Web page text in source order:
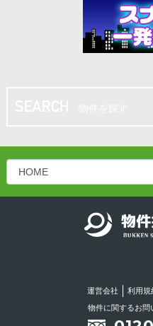
き店舗！
10.00坪
15.00坪
16.50坪
運営会社 利用規
物件に関するお問